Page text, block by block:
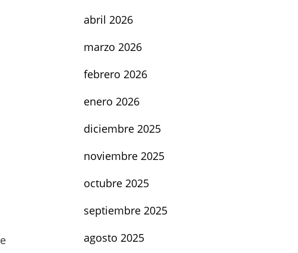
abril 2026
marzo 2026
febrero 2026
enero 2026
diciembre 2025
noviembre 2025
octubre 2025
septiembre 2025
agosto 2025